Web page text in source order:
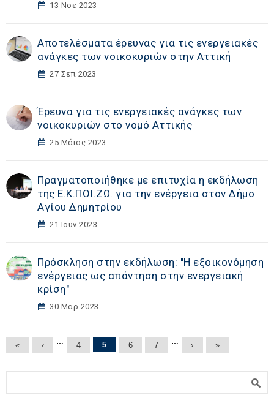
13 Νοε 2023
Αποτελέσματα έρευνας για τις ενεργειακές
ανάγκες των νοικοκυριών στην Αττική
27 Σεπ 2023
Έρευνα για τις ενεργειακές ανάγκες των
νοικοκυριών στο νομό Αττικής
25 Μάιος 2023
Πραγματοποιήθηκε με επιτυχία η εκδήλωση
της Ε.Κ.ΠΟΙ.ΖΩ. για την ενέργεια στον Δήμο
Αγίου Δημητρίου
21 Ιουν 2023
Πρόσκληση στην εκδήλωση: "Η εξοικονόμηση
ενέργειας ως απάντηση στην ενεργειακή
κρίση"
30 Μαρ 2023
Σελίδες
« ‹ … 4 5 6 7 … › »